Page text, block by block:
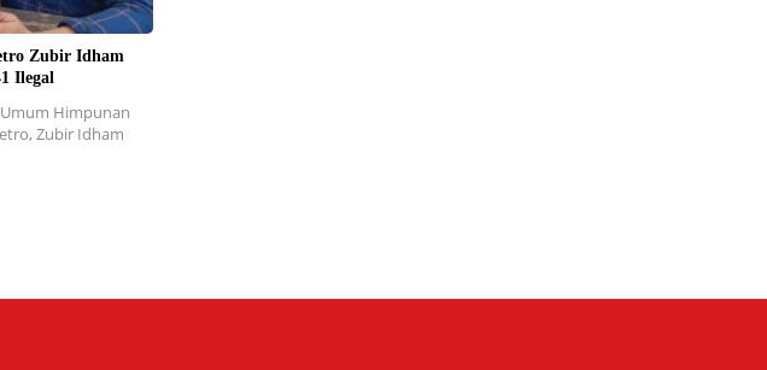
Zubir Idham
Ilegal
Umum Himpunan
Zubir Idham